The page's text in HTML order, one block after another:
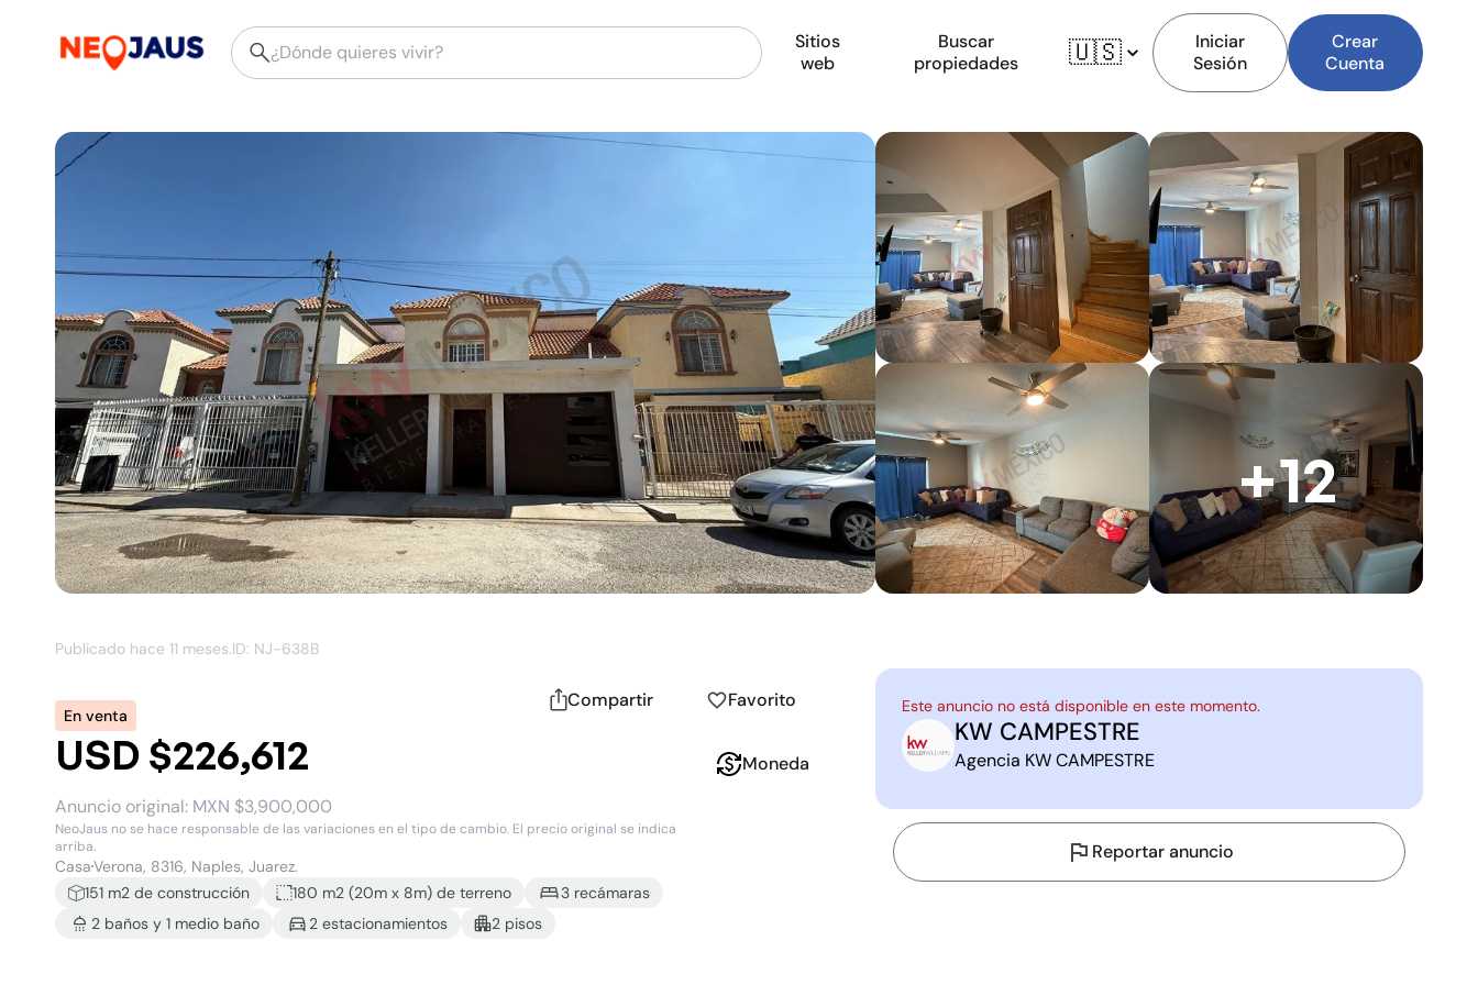
Sitios
web
Buscar
propiedades
🇺🇸
Iniciar
Sesión
Crear
Cuenta
+12
Publicado hace 11 meses.ID: NJ-638B
En venta
Compartir Favorito
USD $226,612
Anuncio original: MXN $3,900,000
NeoJaus no se hace responsable de las variaciones en el tipo de cambio. El precio original se indica
arriba.
Moneda
CasaVerona, 8316, Naples, Juarez.
151 m2 de construcción 180 m2 (20m x 8m) de terreno 3 recámaras
2 baños y 1 medio baño 2 estacionamientos 2 pisos
Este anuncio no está disponible en este momento.
KC KW CAMPESTRE
Agencia KW CAMPESTRE
Reportar anuncio